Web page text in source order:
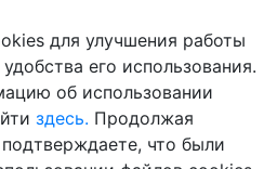
для улучшения работы
его использования.
об использовании
здесь. Продолжая
что были